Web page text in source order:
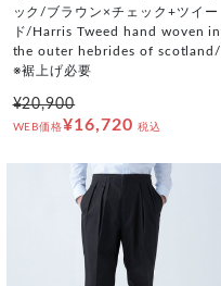
ック/ブラウン×チェック+ツイー
ド/Harris Tweed hand woven in
the outer hebrides of scotland/
※裾上げ必要
¥20,900
WEB価格¥16,720 税込